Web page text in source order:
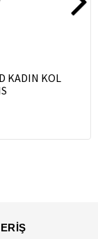
KADIN KOL